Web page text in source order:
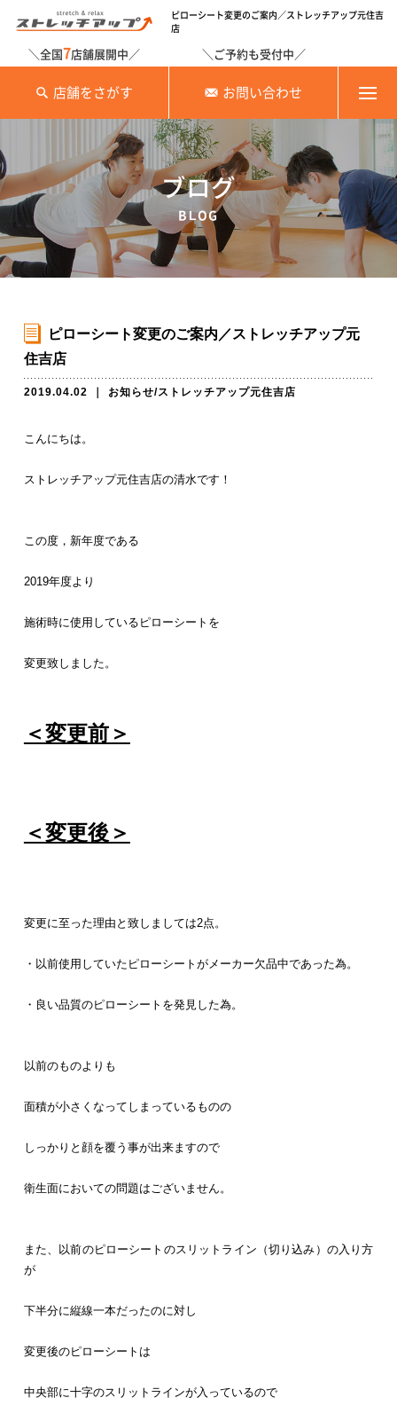
ピローシート変更のご案内／ストレッチアップ元住吉
店
＼全国7店舗展開中／
店舗をさがす
＼ご予約も受付中／
お問い合わせ
ブログ
BLOG
ピローシート変更のご案内／ストレッチアップ元
住吉店
2019.04.02 お知らせ/ストレッチアップ元住吉店
こんにちは。
ストレッチアップ元住吉店の清水です！
この度，新年度である
2019年度より
施術時に使用しているピローシートを
変更致しました。
＜変更前＞
＜変更後＞
変更に至った理由と致しましては2点。
・以前使用していたピローシートがメーカー欠品中であった為。
・良い品質のピローシートを発見した為。
以前のものよりも
面積が小さくなってしまっているものの
しっかりと顔を覆う事が出来ますので
衛生面においての問題はございません。
また、以前のピローシートのスリットライン（切り込み）の入り方
が
下半分に縦線一本だったのに対し
変更後のピローシートは
中央部に十字のスリットラインが入っているので